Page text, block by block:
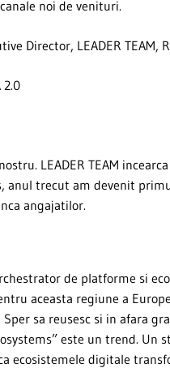
noi de venituri.
Director, LEADER TEAM,
2.0
LEADER TEAM
anul trecut am devenit
angajatilor.
de platforme si
aceasta regiune a
sa reusesc si in afara
este un trend. Un
ecosistemele digitale